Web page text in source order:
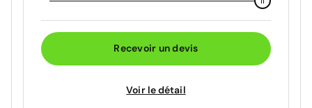
Recevoir un devis
Voir le détail